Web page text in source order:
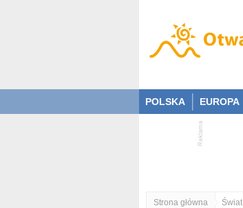
POLSKA EUROPA
Strona główna Świat